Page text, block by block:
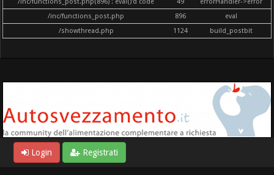
/inc/functions_post.php
896
eval
/showthread.php
1124 build_postbit
Login Registrati